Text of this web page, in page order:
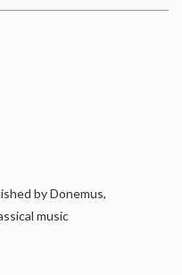
by Donemus,
music